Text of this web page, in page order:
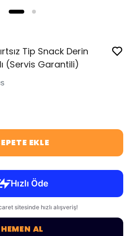
Tip Snack Derin
(Servis Garantili)
EKLE
HEMEN AL